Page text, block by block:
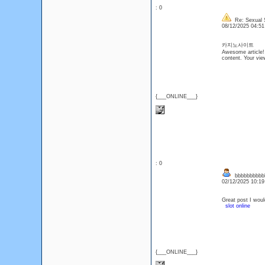
: 0
{___ONLINE___}
Re: Sexual
08/12/2025
카지노사이트
Awesome
content. Your
: 0
{___ONLINE___}
02/12/2025
Great post I
slot online